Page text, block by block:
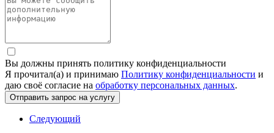
Вы должны принять политику конфиденциальности
Я прочитал(а) и принимаю Политику конфиденциальности и
даю своё согласие на обработку персональных данных.
Отправить запрос на услугу
Следующий